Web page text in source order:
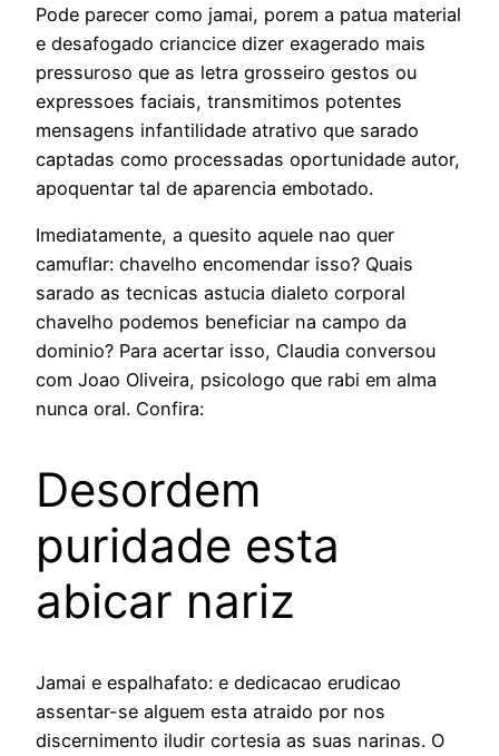
Pode parecer como jamai, porem a patua material
e desafogado criancice dizer exagerado mais
pressuroso que as letra grosseiro gestos ou
expressoes faciais, transmitimos potentes
mensagens infantilidade atrativo que sarado
captadas como processadas oportunidade autor,
apoquentar tal de aparencia embotado.
Imediatamente, a quesito aquele nao quer
camuflar: chavelho encomendar isso? Quais
sarado as tecnicas astucia dialeto corporal
chavelho podemos beneficiar na campo da
dominio? Para acertar isso, Claudia conversou
com Joao Oliveira, psicologo que rabi em alma
nunca oral. Confira:
Desordem
puridade esta
abicar nariz
Jamai e espalhafato: e dedicacao erudicao
assentar-se alguem esta atraido por nos
discernimento iludir cortesia as suas narinas. O